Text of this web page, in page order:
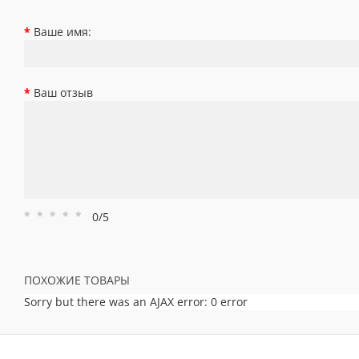
Ваше имя:
Ваш отзыв
Рейтинг
Рейтинг
Рейтинг
Рейтинг
Рейтинг
0/5
ПОХОЖИЕ ТОВАРЫ
Sorry but there was an AJAX error: 0 error